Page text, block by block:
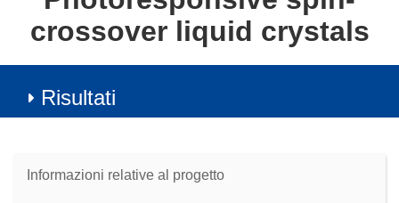
crossover liquid crystals
Risultati
Informazioni relative al progetto